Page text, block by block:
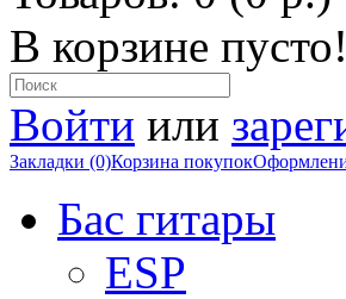
В корзине пусто!
Войти или
Закладки (0)Корзина покупок
Бас гитары
ESP